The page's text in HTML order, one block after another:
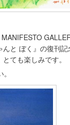
と ぼく』の復刊
ても楽しみです。